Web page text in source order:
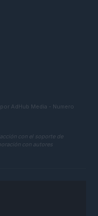
AdHub Media - Numero
con el soporte de
con autores